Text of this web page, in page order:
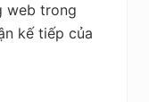
web trong
kế tiếp của